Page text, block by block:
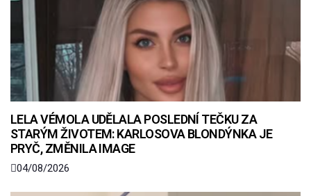
LELA VÉMOLA UDĚLALA POSLEDNÍ TEČKU ZA
STARÝM ŽIVOTEM: KARLOSOVA BLONDÝNKA JE
PRYČ, ZMĚNILA IMAGE
04/08/2026